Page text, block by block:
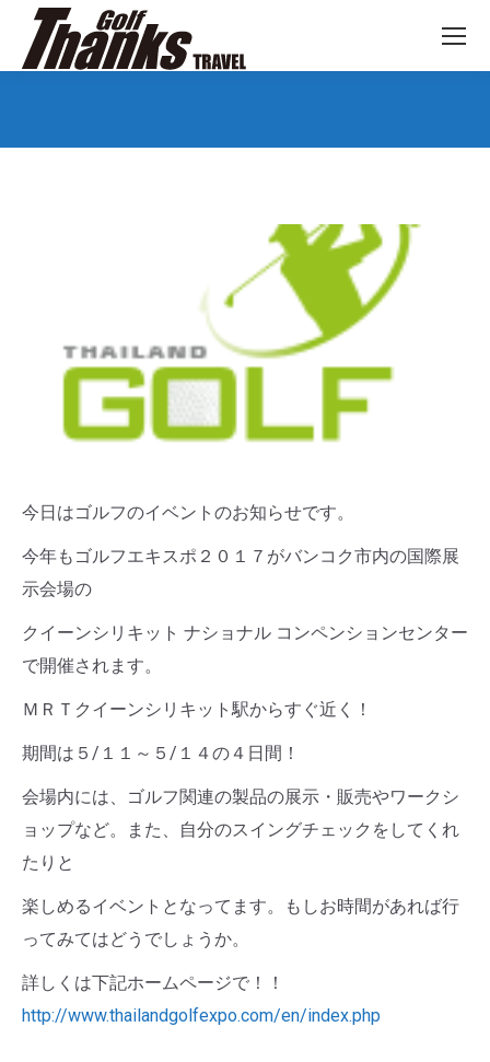
今日はゴルフのイベントのお知らせです。
今年もゴルフエキスポ２０１７がバンコク市内の国際展
示会場の
クイーンシリキット ナショナル コンペンションセンター
で開催されます。
ＭＲＴクイーンシリキット駅からすぐ近く！
期間は５/１１～５/１４の４日間！
会場内には、ゴルフ関連の製品の展示・販売やワークシ
ョップなど。また、自分のスイングチェックをしてくれ
たりと
楽しめるイベントとなってます。もしお時間があれば行
ってみてはどうでしょうか。
詳しくは下記ホームページで！！
http://www.thailandgolfexpo.com/en/index.php